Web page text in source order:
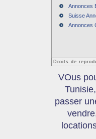
Annonces
Suisse
Annonces
Droits de
VOus
passer